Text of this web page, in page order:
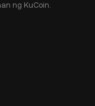
ng KuCoin.